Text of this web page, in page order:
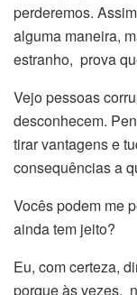
perderemos.
alguma maneira,
estranho, prova
Vejo pessoas
desconhecem.
tirar vantagens e
consequências a
Vocês podem me
ainda tem jeito?
Eu, com certeza,
porque às vezes,